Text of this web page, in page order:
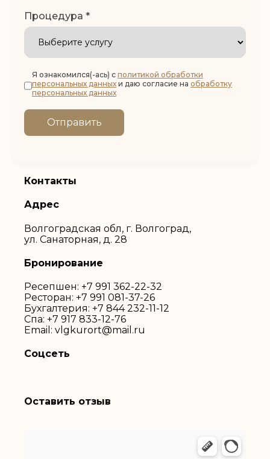
Процедура *
Я ознакомился(-ась) с политикой обработки
персональных данных и даю согласие на обработку
персональных данных
Отправить
Контакты
Адрес
Волгоградская обл, г. Волгоград,
ул. Санаторная, д. 28
Бронирование
Ресепшен: +7 991 362-22-32
Ресторан: +7 991 081-37-26
Бухгалтерия: +7 844 232-11-12
Спа: +7 917 833-12-76
Email: vlgkurort@mail.ru
Соцсеть
Оставить отзыв